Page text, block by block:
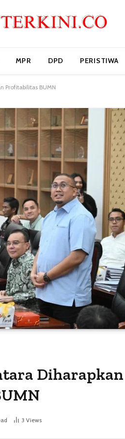
MPR DPD PERISTIWA
Profitabilitas BUMN
Diharapkan
3 Views